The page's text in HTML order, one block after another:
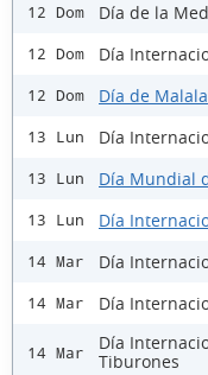
12 Dom Día de la
12 Dom Día
12 Dom Día de Malala
13 Lun Día
13 Lun Día Mundial
13 Lun Día
14 Mar Día
14 Mar Día
14 Mar
Día
Tiburones